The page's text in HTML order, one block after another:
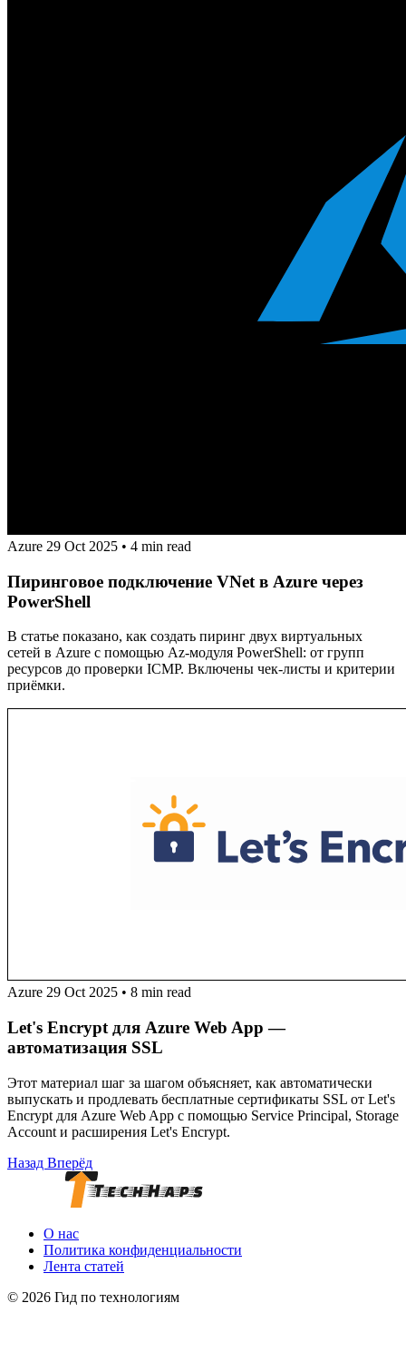
Azure 29 Oct 2025 • 4 min read
Пиринговое подключение VNet в Azure через
PowerShell
В статье показано, как создать пиринг двух виртуальных
сетей в Azure с помощью Az-модуля PowerShell: от групп
ресурсов до проверки ICMP. Включены чек-листы и критерии
приёмки.
Azure 29 Oct 2025 • 8 min read
Let's Encrypt для Azure Web App —
автоматизация SSL
Этот материал шаг за шагом объясняет, как автоматически
выпускать и продлевать бесплатные сертификаты SSL от Let's
Encrypt для Azure Web App с помощью Service Principal, Storage
Account и расширения Let's Encrypt.
Назад Вперёд
О нас
Политика конфиденциальности
Лента статей
© 2026 Гид по технологиям